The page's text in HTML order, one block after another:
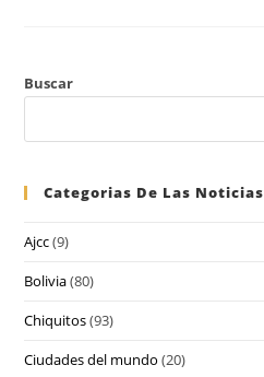
Buscar
Categorias De Las Noticias
Ajcc(9)
Bolivia(80)
Chiquitos(93)
Ciudades del mundo (20)